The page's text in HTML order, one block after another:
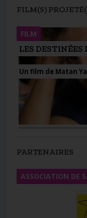
FILM(S)
LES
Un film de Matan
FILM
PARTENAIRES
ASSOCIATION DE